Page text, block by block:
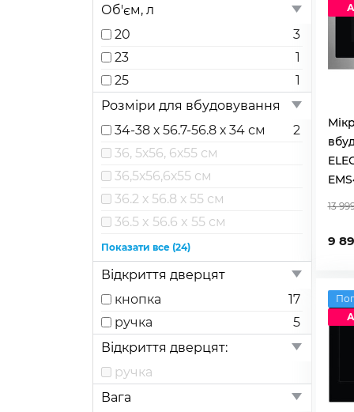
Об'єм, л
20
3
23
1
25
1
Розміри для вбудовування
34-38 х 56.7-56.8 х 34 см
2
36, 5х56, 6х55 см
36,5х56,6х55 см
36.2 х 56.8 х 55 см
36.5 x 56.6 x 55 см
36.5-38 x 56.6-58 x 55 см
1
3
38 x 56 x 55 см
38 х 56 х 35 см
1
38, 0 × 56, 0 × 55, 0
Показати все (24)
Відкриття дверцят
кнопка
17
ручка
5
Відкриття дверцят:
ручка
Вага
13
9